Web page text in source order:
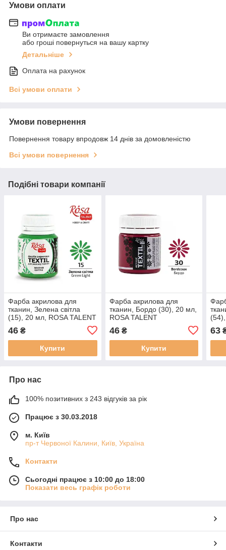
Умови оплати
Ви отримаєте замовлення
або гроші повернуться на вашу картку
Детальніше
Оплата на рахунок
Всі умови оплати
Умови повернення
Повернення товару впродовж 14 днів за домовленістю
Всі умови повернення
Подібні товари компанії
Фарба акрилова для
тканин, Зелена світла
(15), 20 мл, ROSA TALENT
46 ₴
Купити
Фарба акрилова для
тканин, Бордо (30), 20 мл,
ROSA TALENT
46₴
Купити
63
Про нас
100% позитивних з 243 відгуків за рік
Працює з 30.03.2018
м. Київ
пр-т Червоної Калини, Київ, Україна
Контакти
Сьогодні працює з 10:00 до 18:00
Показати весь графік роботи
Про нас
Контакти